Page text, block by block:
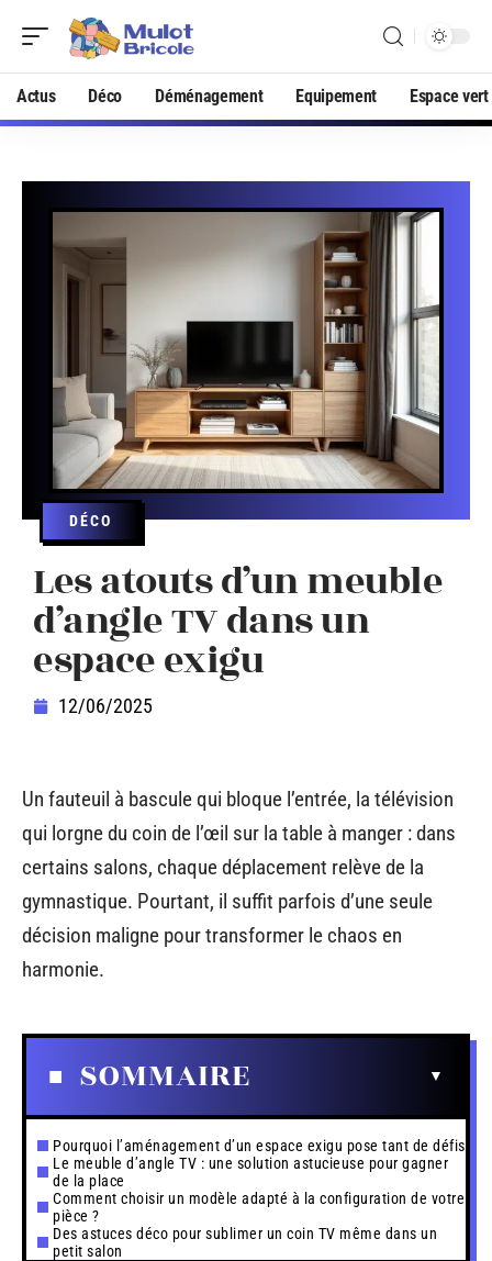
Actus Déco Déménagement Equipement Espace vert
DÉCO
Les atouts d’un meuble
d’angle TV dans un
espace exigu
12/06/2025
Un fauteuil à bascule qui bloque l’entrée, la télévision
qui lorgne du coin de l’œil sur la table à manger : dans
certains salons, chaque déplacement relève de la
gymnastique. Pourtant, il suffit parfois d’une seule
décision maligne pour transformer le chaos en
harmonie.
SOMMAIRE
Pourquoi l’aménagement d’un espace exigu pose tant de défis
Le meuble d’angle TV : une solution astucieuse pour gagner
de la place
Comment choisir un modèle adapté à la configuration de votre
pièce ?
Des astuces déco pour sublimer un coin TV même dans un
petit salon